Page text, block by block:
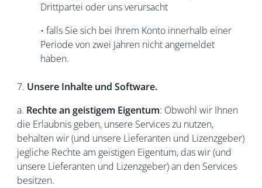
Drittpartei oder uns verursacht
• falls Sie sich bei Ihrem Konto innerhalb einer
Periode von zwei Jahren nicht angemeldet
haben.
7. Unsere Inhalte und Software.
a. Rechte an geistigem Eigentum: Obwohl wir Ihnen
die Erlaubnis geben, unsere Services zu nutzen,
behalten wir (und unsere Lieferanten und Lizenzgeber)
jegliche Rechte am geistigen Eigentum, das wir (und
unsere Lieferanten und Lizenzgeber) an den Services
besitzen.